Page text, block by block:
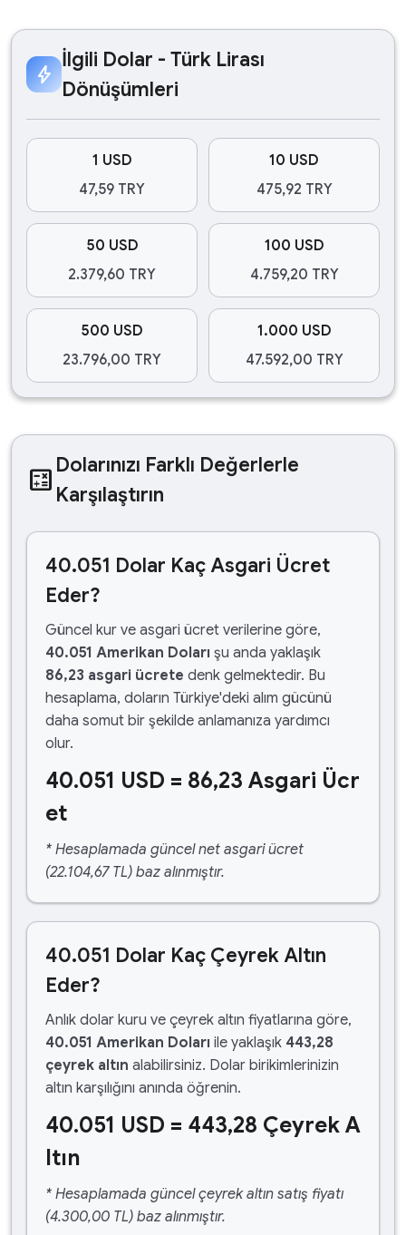
bolt
İlgili Dolar - Türk Lirası
Dönüşümleri
1 USD
47,59 TRY
10 USD
475,92 TRY
50 USD
2.379,60 TRY
100 USD
4.759,20 TRY
500 USD
23.796,00 TRY
1.000 USD
47.592,00 TRY
calculate Dolarınızı Farklı Değerlerle
Karşılaştırın
40.051 Dolar Kaç Asgari Ücret
Eder?
Güncel kur ve asgari ücret verilerine göre,
40.051 Amerikan Doları şu anda yaklaşık
86,23 asgari ücrete denk gelmektedir. Bu
hesaplama, doların Türkiye'deki alım gücünü
daha somut bir şekilde anlamanıza yardımcı
olur.
40.051 USD = 86,23 Asgari Ücr
et
* Hesaplamada güncel net asgari ücret
(22.104,67 TL) baz alınmıştır.
40.051 Dolar Kaç Çeyrek Altın
Eder?
Anlık dolar kuru ve çeyrek altın fiyatlarına göre,
40.051 Amerikan Doları ile yaklaşık 443,28
çeyrek altın alabilirsiniz. Dolar birikimlerinizin
altın karşılığını anında öğrenin.
40.051 USD = 443,28 Çeyrek A
ltın
* Hesaplamada güncel çeyrek altın satış fiyatı
(4.300,00 TL) baz alınmıştır.